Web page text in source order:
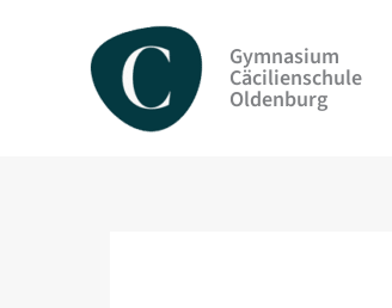
Gymnasium
Cäcilienschule
Oldenburg